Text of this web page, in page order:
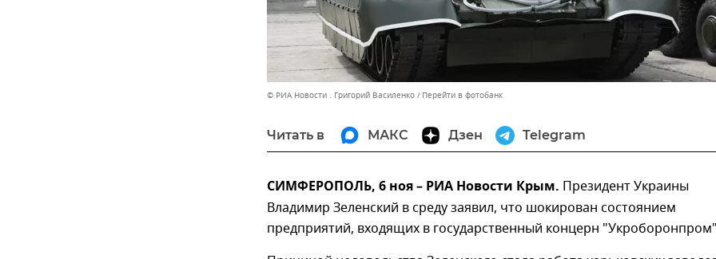
© РИА Новости . Григорий Василенко Перейти в фотобанк
Читать в МАКС Дзен Telegram
СИМФЕРОПОЛЬ, 6 ноя – РИА Новости Крым. Президент Украины
Владимир Зеленский в среду заявил, что шокирован состоянием
предприятий, входящих в государственный концерн